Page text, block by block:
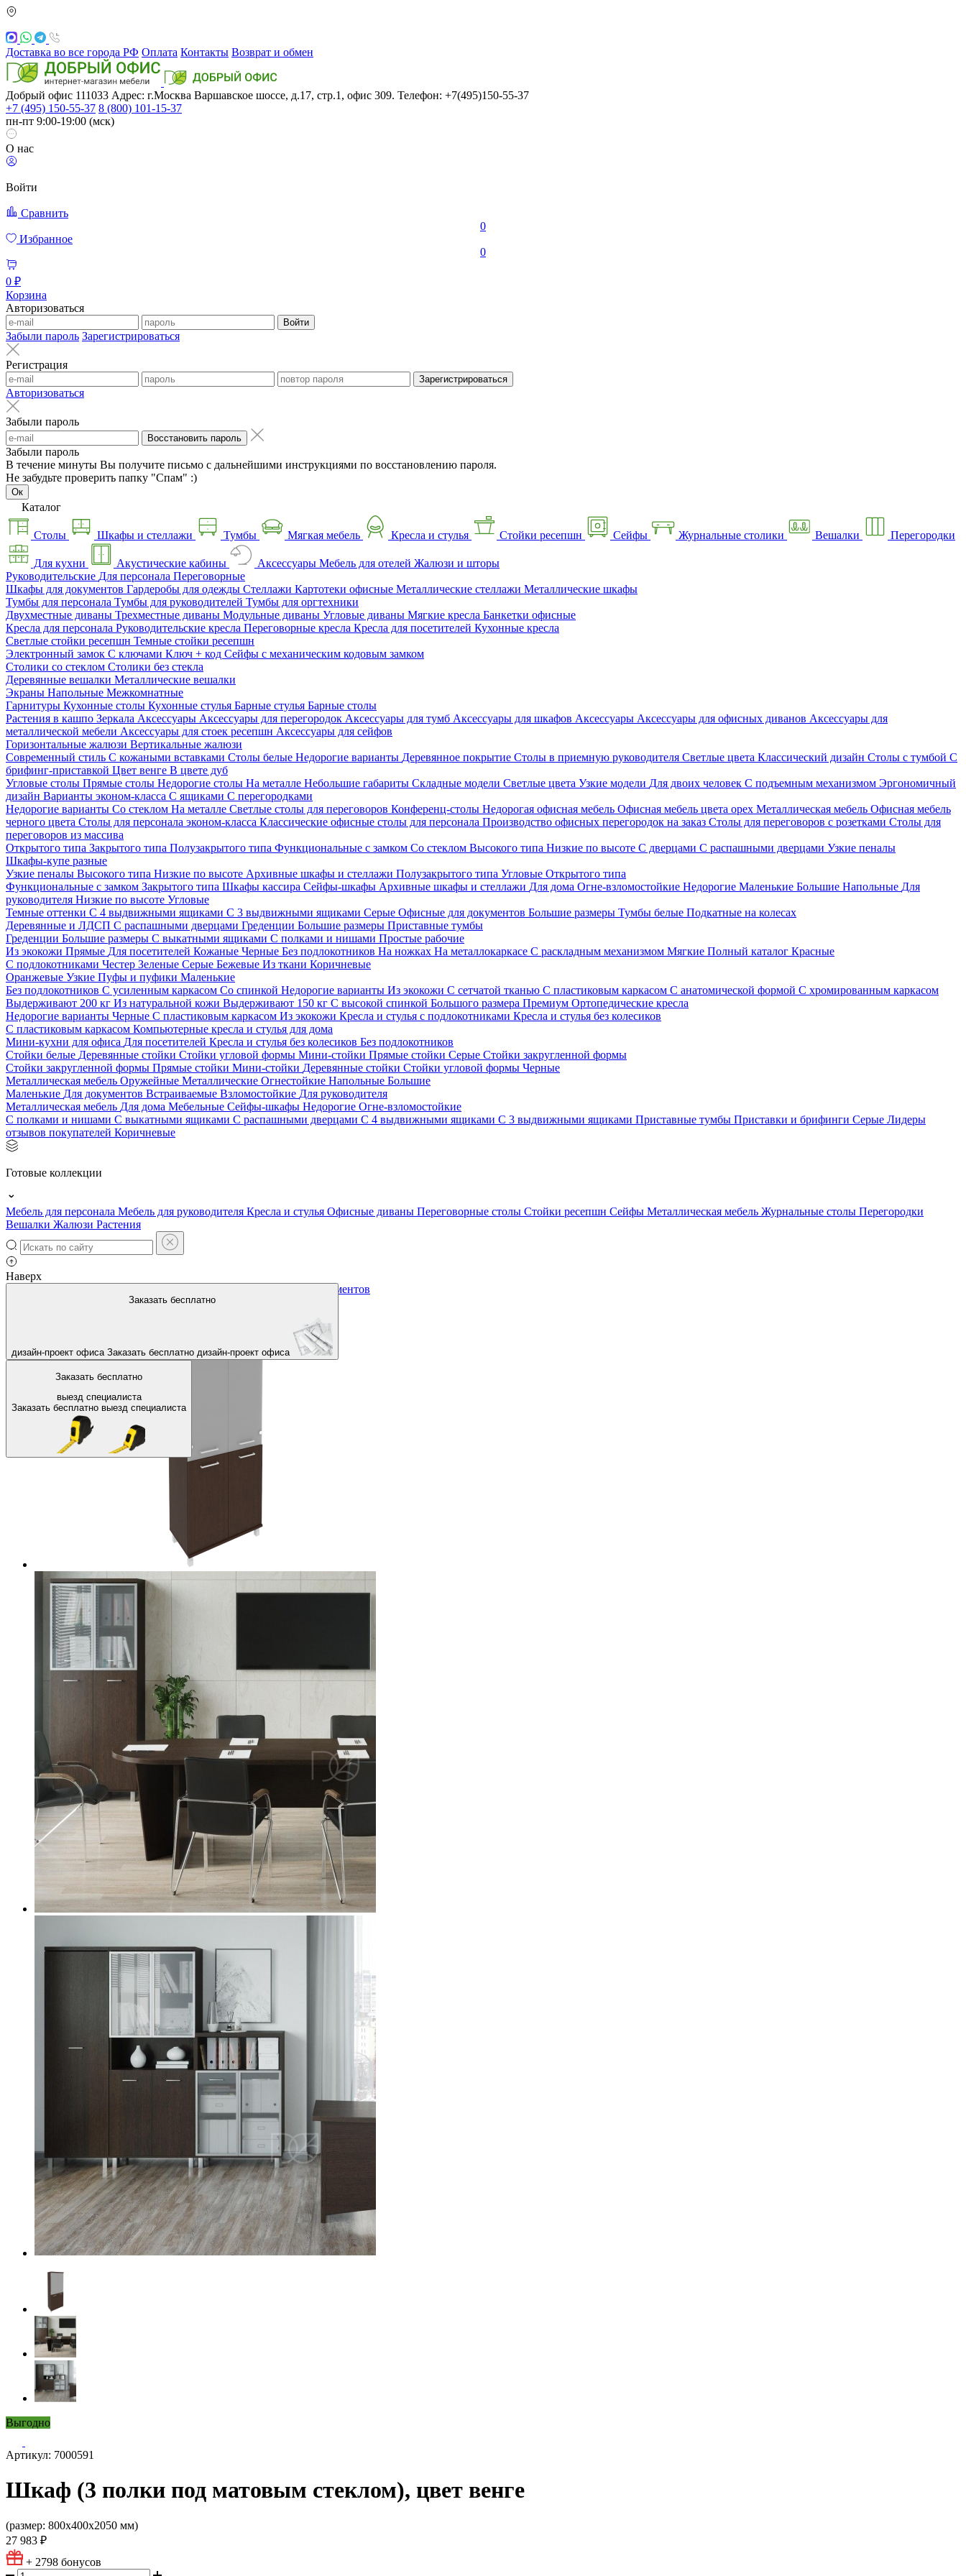
Доставка во все города РФ Оплата Контакты Возврат и обмен
Добрый офис 111033 Адрес: г.Москва Варшавское шоссе, д.17, стр.1, офис 309. Телефон: +7(495)150-55-37
+7 (495) 150-55-37 8 (800) 101-15-37
пн-пт 9:00-19:00 (мск)
О нас
Войти
Сравнить
0
Избранное
0
0 ₽
Корзина
Авторизоваться
Войти
Забыли пароль Зарегистрироваться
Регистрация
Зарегистрироваться
Авторизоваться
Забыли пароль
Восстановить пароль
Забыли пароль
В течение минуты Вы получите письмо с дальнейшими инструкциями по восстановлению пароля.
Не забудьте проверить папку "Спам" :)
Ок
Каталог
Столы Шкафы и стеллажи Тумбы Мягкая мебель Кресла и стулья Стойки ресепшн Сейфы Журнальные столики Вешалки Перегородки
Для кухни Акустические кабины Аксессуары Мебель для отелей Жалюзи и шторы
Руководительские Для персонала Переговорные
Шкафы для документов Гардеробы для одежды Стеллажи Картотеки офисные Металлические стеллажи Металлические шкафы
Тумбы для персонала Тумбы для руководителей Тумбы для оргтехники
Двухместные диваны Трехместные диваны Модульные диваны Угловые диваны Мягкие кресла Банкетки офисные
Кресла для персонала Руководительские кресла Переговорные кресла Кресла для посетителей Кухонные кресла
Светлые стойки ресепшн Темные стойки ресепшн
Электронный замок С ключами Ключ + код Сейфы с механическим кодовым замком
Столики со стеклом Столики без стекла
Деревянные вешалки Металлические вешалки
Экраны Напольные Межкомнатные
Гарнитуры Кухонные столы Кухонные стулья Барные стулья Барные столы
Растения в кашпо Зеркала Аксессуары Аксессуары для перегородок Аксессуары для тумб Аксессуары для шкафов Аксессуары Аксессуары для офисных диванов Аксессуары для
металлической мебели Аксессуары для стоек ресепшн Аксессуары для сейфов
Горизонтальные жалюзи Вертикальные жалюзи
Современный стиль С кожаными вставками Столы белые Недорогие варианты Деревянное покрытие Столы в приемную руководителя Светлые цвета Классический дизайн Столы с тумбой С
брифинг-приставкой Цвет венге В цвете дуб
Угловые столы Прямые столы Недорогие столы На металле Небольшие габариты Складные модели Светлые цвета Узкие модели Для двоих человек С подъемным механизмом Эргономичный
дизайн Варианты эконом-класса С ящиками С перегородками
Недорогие варианты Со стеклом На металле Светлые столы для переговоров Конференц-столы Недорогая офисная мебель Офисная мебель цвета орех Металлическая мебель Офисная мебель
черного цвета Столы для персонала эконом-класса Классические офисные столы для персонала Производство офисных перегородок на заказ Столы для переговоров с розетками Столы для
переговоров из массива
Открытого типа Закрытого типа Полузакрытого типа Функциональные с замком Со стеклом Высокого типа Низкие по высоте С дверцами С распашными дверцами Узкие пеналы
Шкафы-купе разные
Узкие пеналы Высокого типа Низкие по высоте Архивные шкафы и стеллажи Полузакрытого типа Угловые Открытого типа
Функциональные с замком Закрытого типа Шкафы кассира Сейфы-шкафы Архивные шкафы и стеллажи Для дома Огне-взломостойкие Недорогие Маленькие Большие Напольные Для
руководителя Низкие по высоте Угловые
Темные оттенки С 4 выдвижными ящиками С 3 выдвижными ящиками Серые Офисные для документов Большие размеры Тумбы белые Подкатные на колесах
Деревянные и ЛДСП С распашными дверцами Греденции Большие размеры Приставные тумбы
Греденции Большие размеры С выкатными ящиками С полками и нишами Простые рабочие
Из экокожи Прямые Для посетителей Кожаные Черные Без подлокотников На ножках На металлокаркасе С раскладным механизмом Мягкие Полный каталог Красные
С подлокотниками Честер Зеленые Серые Бежевые Из ткани Коричневые
Оранжевые Узкие Пуфы и пуфики Маленькие
Без подлокотников С усиленным каркасом Со спинкой Недорогие варианты Из экокожи С сетчатой тканью С пластиковым каркасом С анатомической формой С хромированным каркасом
Выдерживают 200 кг Из натуральной кожи Выдерживают 150 кг С высокой спинкой Большого размера Премиум Ортопедические кресла
Недорогие варианты Черные С пластиковым каркасом Из экокожи Кресла и стулья с подлокотниками Кресла и стулья без колесиков
С пластиковым каркасом Компьютерные кресла и стулья для дома
Мини-кухни для офиса Для посетителей Кресла и стулья без колесиков Без подлокотников
Стойки белые Деревянные стойки Стойки угловой формы Мини-стойки Прямые стойки Серые Стойки закругленной формы
Стойки закругленной формы Прямые стойки Мини-стойки Деревянные стойки Стойки угловой формы Черные
Металлическая мебель Оружейные Металлические Огнестойкие Напольные Большие
Маленькие Для документов Встраиваемые Взломостойкие Для руководителя
Металлическая мебель Для дома Мебельные Сейфы-шкафы Недорогие Огне-взломостойкие
С полками и нишами С выкатными ящиками С распашными дверцами С 4 выдвижными ящиками С 3 выдвижными ящиками Приставные тумбы Приставки и брифинги Серые Лидеры
отзывов покупателей Коричневые
Готовые коллекции
Мебель для персонала Мебель для руководителя Кресла и стулья Офисные диваны Переговорные столы Стойки ресепшн Сейфы Металлическая мебель Журнальные столы Перегородки
Вешалки Жалюзи Растения
Наверх
Заказать бесплатно
дизайн-проект офиса Заказать бесплатно дизайн-проект офиса
Заказать бесплатно
выезд специалиста
Заказать бесплатно выезд специалиста
На главную
Офисные шкафы для документов
Выгодно
Артикул: 7000591
Шкаф (3 полки под матовым стеклом), цвет венге
(размер: 800х400х2050 мм)
27 983 ₽
+ 2798 бонусов